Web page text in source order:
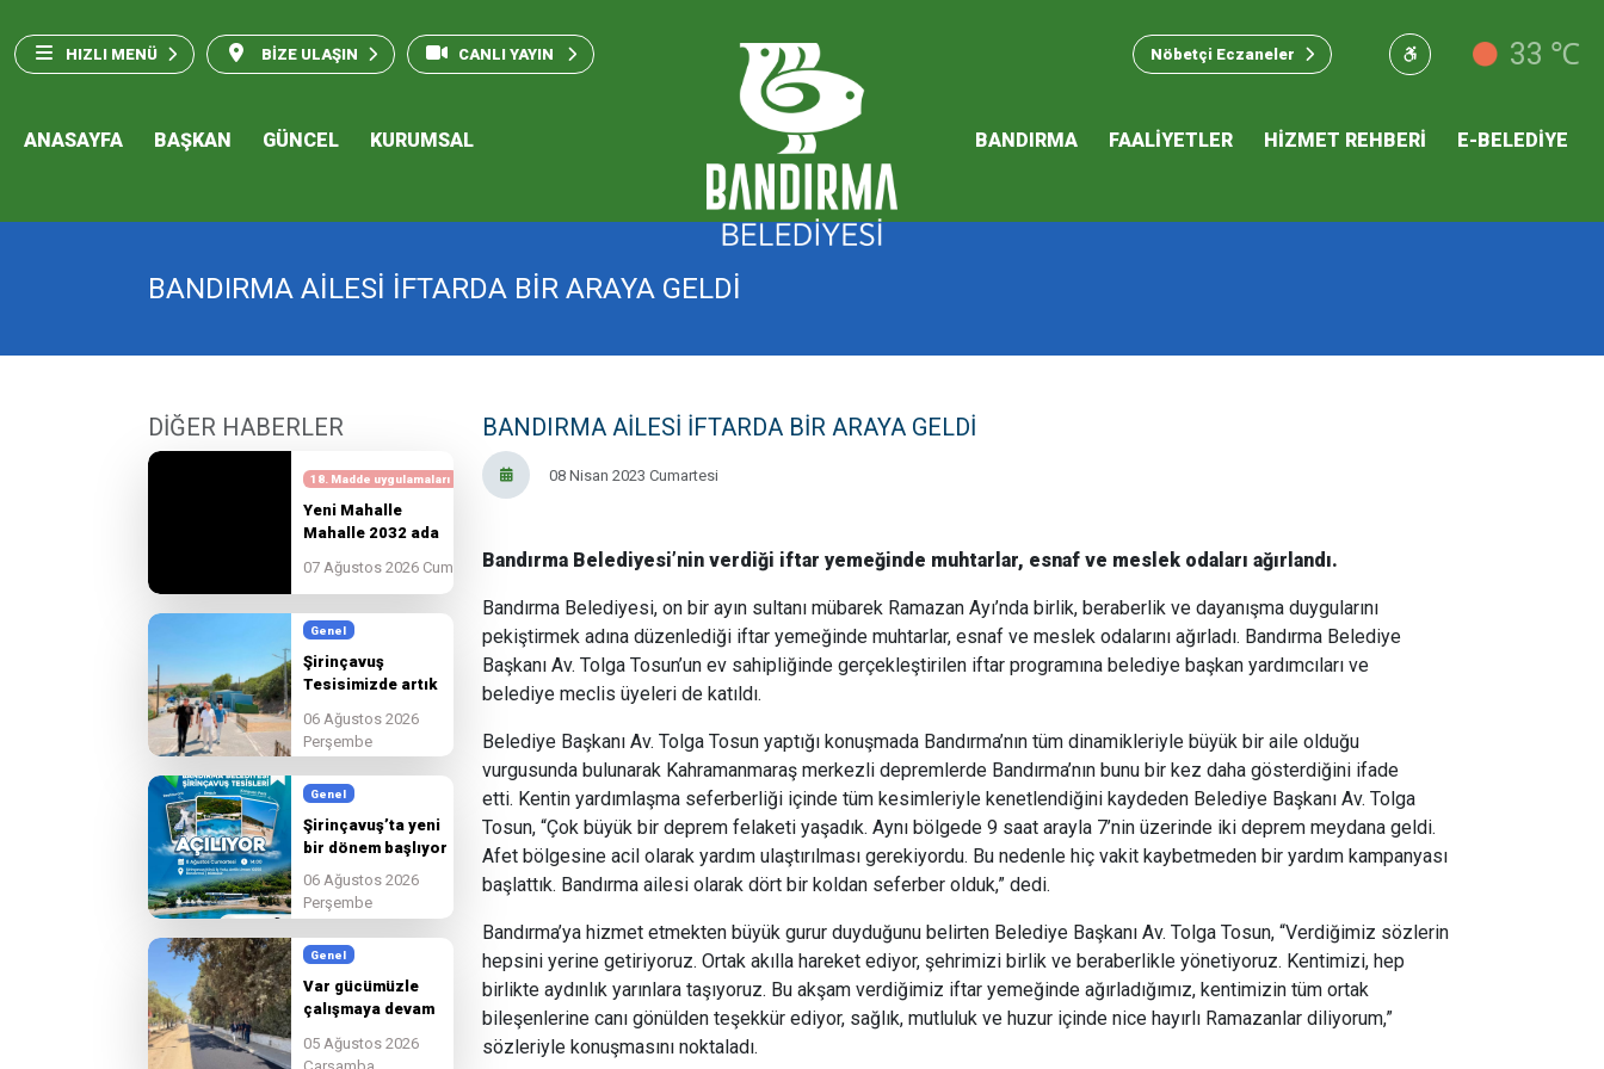
HIZLI MENÜ BİZE ULAŞIN CANLI YAYIN Nöbetçi Eczaneler 33 ℃
ANASAYFA BAŞKAN GÜNCEL KURUMSAL
2026 Performans Programı
BANDIRMA FAALİYETLER HİZMET REHBERİ E-BELEDİYE
BANDIRMA AİLESİ İFTARDA BİR ARAYA GELDİ
DİĞER HABERLER
18. Madde uygulamaları
Yeni Mahalle
Mahalle 2032 ada
20-21-22-23-24-25-
Parsellerle 2033 ada
Madde Uygulaması
07 Ağustos 2026 Cuma
Genel
Şirinçavuş
Tesisimizde artık
tamamlıyoruz
06 Ağustos 2026
Perşembe
Genel
Şirinçavuş’ta yeni
bir dönem başlıyor
06 Ağustos 2026
Perşembe
Genel
Var gücümüzle
çalışmaya devam
05 Ağustos 2026
Çarşamba
BANDIRMA AİLESİ İFTARDA BİR ARAYA GELDİ
08 Nisan 2023 Cumartesi
Bandırma Belediyesi’nin verdiği iftar yemeğinde muhtarlar, esnaf ve meslek odaları ağırlandı.
Bandırma Belediyesi, on bir ayın sultanı mübarek Ramazan Ayı’nda birlik, beraberlik ve dayanışma duygularını
pekiştirmek adına düzenlediği iftar yemeğinde muhtarlar, esnaf ve meslek odalarını ağırladı. Bandırma Belediye
Başkanı Av. Tolga Tosun’un ev sahipliğinde gerçekleştirilen iftar programına belediye başkan yardımcıları ve
belediye meclis üyeleri de katıldı.
Belediye Başkanı Av. Tolga Tosun yaptığı konuşmada Bandırma’nın tüm dinamikleriyle büyük bir aile olduğu
vurgusunda bulunarak Kahramanmaraş merkezli depremlerde Bandırma’nın bunu bir kez daha gösterdiğini ifade
etti. Kentin yardımlaşma seferberliği içinde tüm kesimleriyle kenetlendiğini kaydeden Belediye Başkanı Av. Tolga
Tosun, “Çok büyük bir deprem felaketi yaşadık. Aynı bölgede 9 saat arayla 7’nin üzerinde iki deprem meydana geldi.
Afet bölgesine acil olarak yardım ulaştırılması gerekiyordu. Bu nedenle hiç vakit kaybetmeden bir yardım kampanyası
başlattık. Bandırma ailesi olarak dört bir koldan seferber olduk,” dedi.
Bandırma’ya hizmet etmekten büyük gurur duyduğunu belirten Belediye Başkanı Av. Tolga Tosun, “Verdiğimiz sözlerin
hepsini yerine getiriyoruz. Ortak akılla hareket ediyor, şehrimizi birlik ve beraberlikle yönetiyoruz. Kentimizi, hep
birlikte aydınlık yarınlara taşıyoruz. Bu akşam verdiğimiz iftar yemeğinde ağırladığımız, kentimizin tüm ortak
bileşenlerine canı gönülden teşekkür ediyor, sağlık, mutluluk ve huzur içinde nice hayırlı Ramazanlar diliyorum,”
sözleriyle konuşmasını noktaladı.